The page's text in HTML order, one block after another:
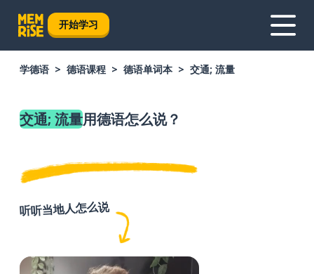
开始学习
学德语 德语课程 德语单词本 交通; 流量
交通; 流量用德语怎么说？
听听当地人怎么说